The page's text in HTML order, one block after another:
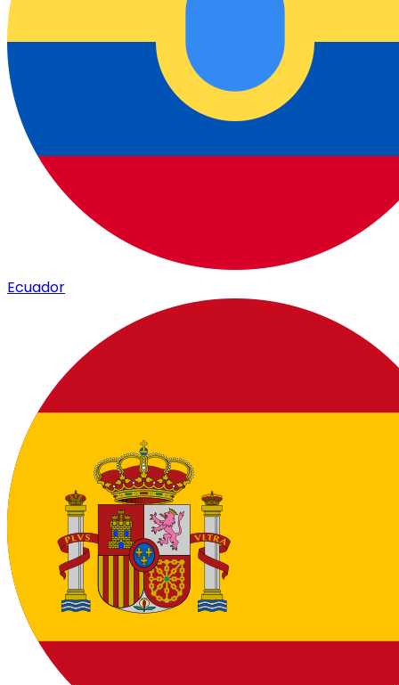
Ecuador